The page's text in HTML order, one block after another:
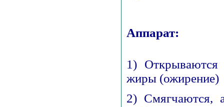
Аппарат:
1) Открываются
жиры (ожирение)
2) Смягчаются,